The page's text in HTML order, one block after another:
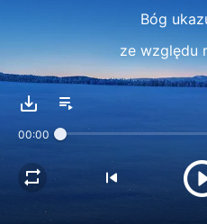
Bóg
ze względu
ani przez
na pewien etap
00:00